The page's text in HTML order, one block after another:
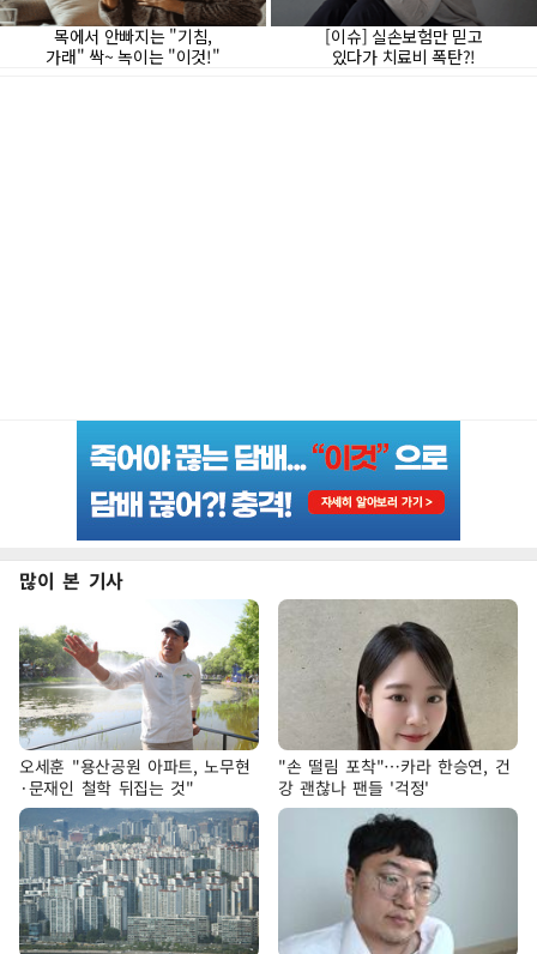
많이 본 기사
오세훈 "용산공원 아파트, 노무현
·문재인 철학 뒤집는 것"
"손 떨림 포착"…카라 한승연, 건
강 괜찮나 팬들 '걱정'